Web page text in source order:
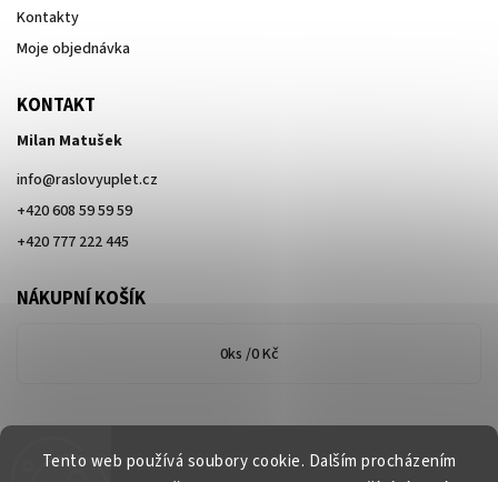
Tento web používá soubory cookie. Dalším procházením
Kontakty
Moje objednávka
KONTAKT
Milan Matušek
info@raslovyuplet.cz
+420 608 59 59 59
+420 777 222 445
NÁKUPNÍ KOŠÍK
0ks /0 Kč